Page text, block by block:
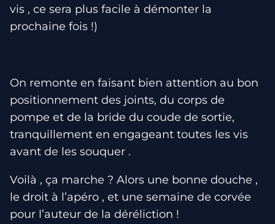
vis , ce sera plus facile à démonter la
prochaine fois !)
On remonte en faisant bien attention au bon
positionnement des joints, du corps de
pompe et de la bride du coude de sortie,
tranquillement en engageant toutes les vis
avant de les souquer .
Voilà , ça marche ? Alors une bonne douche ,
le droit à l’apéro , et une semaine de corvée
pour l’auteur de la déréliction !